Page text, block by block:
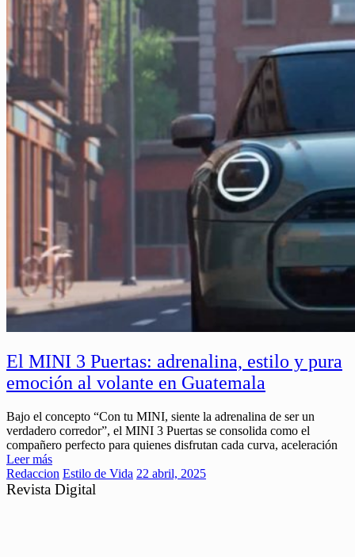
El MINI 3 Puertas: adrenalina, estilo y pura
emoción al volante en Guatemala
Bajo el concepto “Con tu MINI, siente la adrenalina de ser un
verdadero corredor”, el MINI 3 Puertas se consolida como el
compañero perfecto para quienes disfrutan cada curva, aceleración
Leer más
Redaccion Estilo de Vida 22 abril, 2025
Revista Digital